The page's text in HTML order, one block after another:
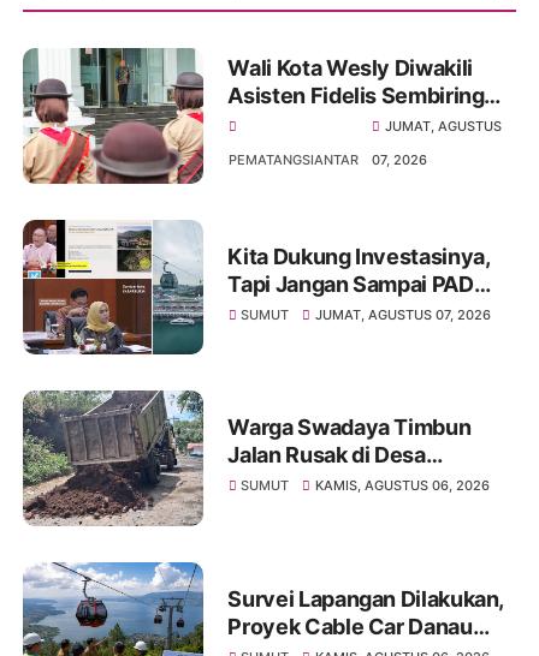
Wali Kota Wesly Diwakili
Asisten Fidelis Sembiring
Lepas Keberangkatan
Pramuka Pematangsiantar
PEMATANGSIANTAR
JUMAT, AGUSTUS
07, 2026
Kita Dukung Investasinya,
Tapi Jangan Sampai PAD
Simalungun yang Jadi
SUMUT JUMAT, AGUSTUS 07, 2026
Warga Swadaya Timbun
Jalan Rusak di Desa
Sibangun Mariah, Harapkan
SUMUT KAMIS, AGUSTUS 06, 2026
Survei Lapangan Dilakukan,
Proyek Cable Car Danau